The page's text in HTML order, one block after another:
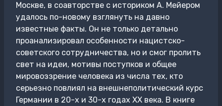
Москве, в соавторстве с историком А. Мейером
удалось по-новому взглянуть на давно
известные факты. Он не только детально
проанализировал особенности нацистско-
советского сотрудничества, но и смог пролить
свет на идеи, мотивы поступков и общее
мировоззрение человека из числа тех, кто
серьезно повлиял на внешнеполитический курс
Германии в 20-х и 30-х годах XX века. В книге